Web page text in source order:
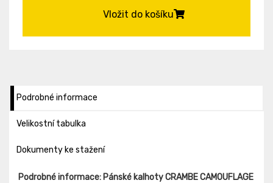
Vložit do košíku
Podrobné informace
Velikostní tabulka
Dokumenty ke stažení
Podrobné informace: Pánské kalhoty CRAMBE CAMOUFLAGE